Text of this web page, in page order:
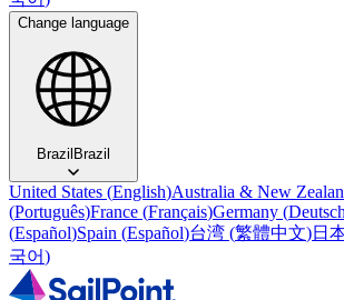
Change language
BrazilBrazil
United States (English)Australia & New
(Português)France (Français)Germany (Deutsch
(Español)Spain (Español)台湾 (繁體中文)日
국어)